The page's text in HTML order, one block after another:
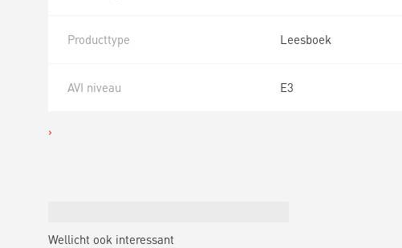
Producttype Leesboek
AVI niveau E3
Wellicht ook interessant